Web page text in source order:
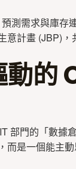
測需求與庫存
意計畫 (JBP)，
的
部門的「數據
是一個能主